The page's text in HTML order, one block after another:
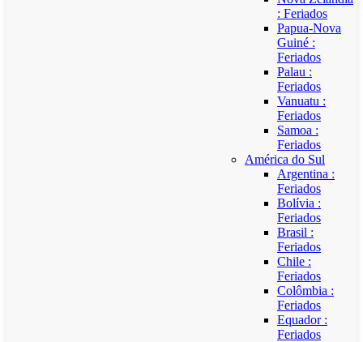
: Feriados
Papua-Nova
Guiné :
Feriados
Palau :
Feriados
Vanuatu :
Feriados
Samoa :
Feriados
América do Sul
Argentina :
Feriados
Bolívia :
Feriados
Brasil :
Feriados
Chile :
Feriados
Colômbia :
Feriados
Equador :
Feriados